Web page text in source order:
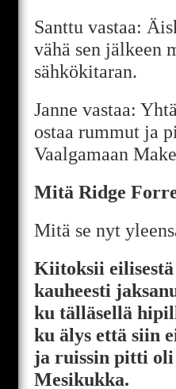
Santtu vastaa:
vähä sen jälkeen
sähkökitaran.
Janne vastaa:
ostaa rummut ja
Vaalgamaan
Mitä Ridge
Mitä se nyt
Kiitoksii
kauheesti
ku tälläsellä
ku älys että siin
ja ruissin pitti oli
Mesikukka.